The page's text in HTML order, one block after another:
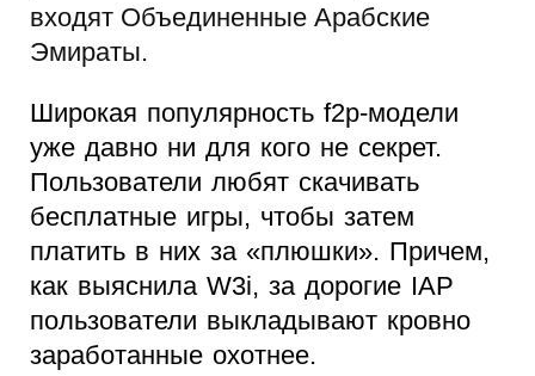
входят Объединенные Арабские
Эмираты.
Широкая популярность f2p-модели
уже давно ни для кого не секрет.
Пользователи любят скачивать
бесплатные игры, чтобы затем
платить в них за «плюшки». Причем,
как выяснила W3i, за дорогие IAP
пользователи выкладывают кровно
заработанные охотнее.